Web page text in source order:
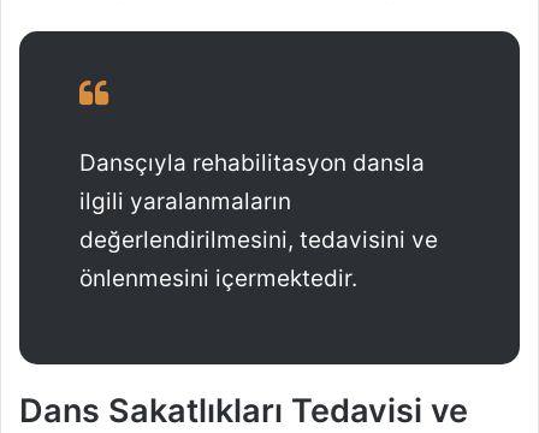
Dansçıyla rehabilitasyon dansla
ilgili yaralanmaların
değerlendirilmesini, tedavisini ve
önlenmesini içermektedir.
Dans Sakatlıkları Tedavisi ve